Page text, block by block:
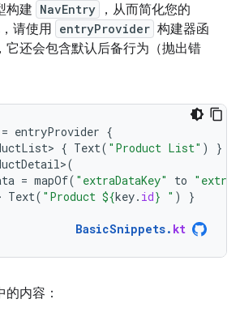
构建 NavEntry
，从而简化您的
请使用 entryProvider 构建器函
它还会包含默认后备行为（抛出错
= entryProvider {
{ Text( "Product List" )
}
(
= mapOf( "extraDataKey" to
Text( "Product ${key. id} " )
}
BasicSnippets. kt
内容：